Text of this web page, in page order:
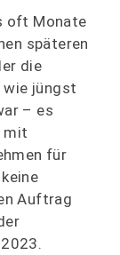
oft Monate
späteren
die
jüngst
– es
mit
für
Auftrag